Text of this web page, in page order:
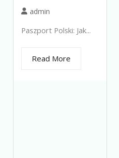
admin
Paszport Polski: Jak...
Read More